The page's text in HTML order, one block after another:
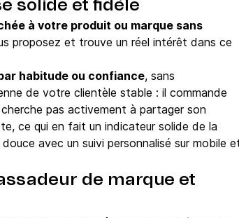
solide et fidèle
à votre produit ou marque sans
proposez et trouve un réel intérêt dans ce
habitude ou confiance, sans
de votre clientèle stable : il commande
pas activement à partager son
ce qui en fait un indicateur solide de la
douce avec un suivi personnalisé sur mobile
de marque et